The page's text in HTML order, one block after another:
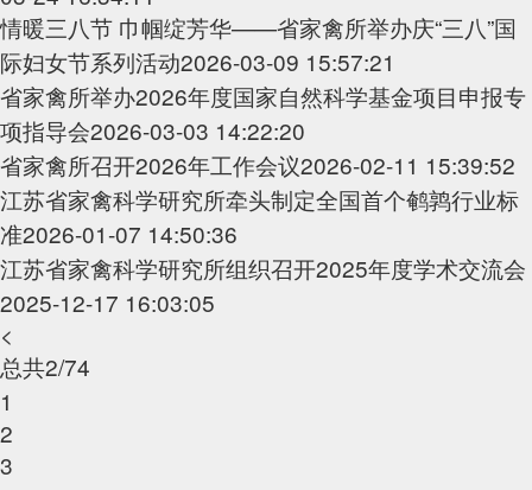
情暖三八节 巾帼绽芳华——省家禽所举办庆“三八”国
际妇女节系列活动2026-03-09 15:57:21
省家禽所举办2026年度国家自然科学基金项目申报专
项指导会2026-03-03 14:22:20
省家禽所召开2026年工作会议2026-02-11 15:39:52
江苏省家禽科学研究所牵头制定全国首个鹌鹑行业标
准2026-01-07 14:50:36
江苏省家禽科学研究所组织召开2025年度学术交流会
2025-12-17 16:03:05
<
总共2/74
1
2
3